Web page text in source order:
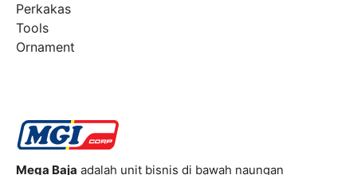
Perkakas
Tools
Ornament
Mega Baja adalah unit bisnis di bawah naungan